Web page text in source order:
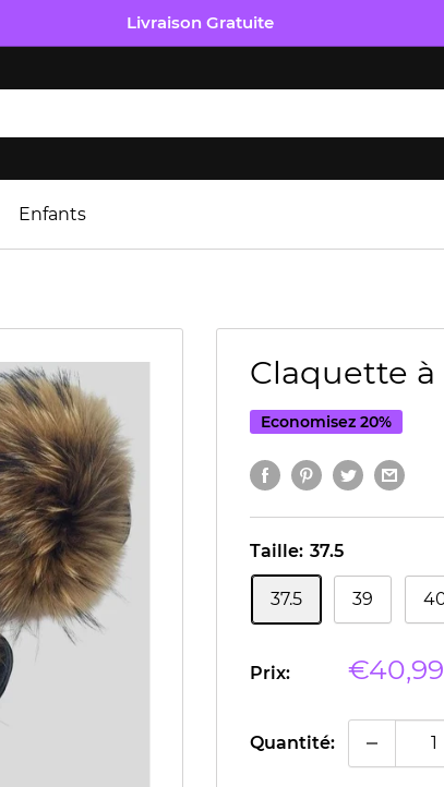
Livraison Gratuite
Enfants
Claquette
Economisez 20%
Taille: 37.5
37.5 39
Prix:
Prix
€40,99
Quantité: